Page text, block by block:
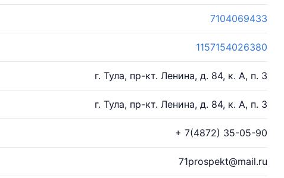
7104069433
1157154026380
г. Тула, пр-кт. Ленина, д. 84, к. А, п. 3
г. Тула, пр-кт. Ленина, д. 84, к. А, п. 3
+ 7(4872) 35-05-90
71prospekt@mail.ru